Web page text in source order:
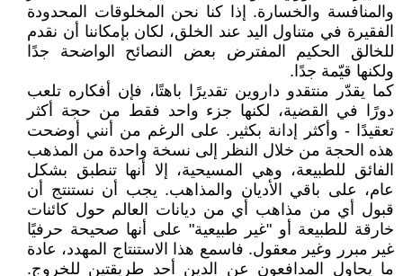
والمنافسة والخسارة. إذا كنا نحن المخلوقات المحدودة
الفقيرة في متناول اليد عند الخلق، لكان بإمكاننا أن نقدم
للخالق الحكيم المفترض بعض النصائح الواضحة جدًا
ولكنها قيّمة جدًا.
كما يقدّر منتقدو داروين تقديرًا باهتًا، فإن أفكاره تلعب
دورًا في القضية، لكنها جزء واحد فقط من حجة أكثر
تعقيدًا - وأكثر إدانة بكثير. على الرغم من أنني أوضحت
هذه الحجة من خلال النظر إلى نسخة واحدة من المذهب
الفائق للطبيعة، وهي المسيحية، إلا أنها تنطبق بشكل
عام، على باقي الأديان والمذاهب. يجب أن نستنتج أن
قبول أي من مذاهب أي من ديانات العالم حول كائنات
خارقة للطبيعة أو "غير طبيعية" على أنها صحيحة حرفيًا
غير مبرر وغير معقول. فاسمع هذا الاستنتاج المهدد، عادة
ما يحاول المدافعون عن الدين أحد طريقتين للخروج.